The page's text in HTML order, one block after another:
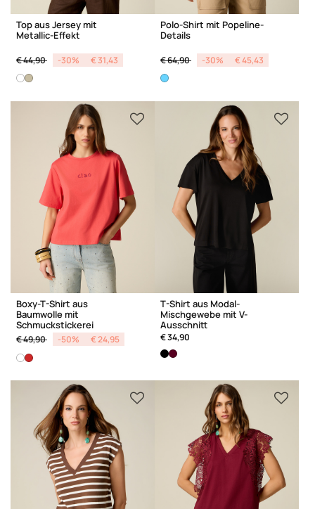
Top aus Jersey mit
Metallic-Effekt
Price reduced from
€ 44,90 to -30% € 31,43
Polo-Shirt mit Popeline-
Details
Price reduced from
€ 64,90 to -30% € 45,43
Boxy-T-Shirt aus
Baumwolle mit
Schmuckstickerei
Price reduced from
€ 49,90 to -50% € 24,95
T-Shirt aus Modal-
Mischgewebe mit V-
Ausschnitt
€ 34,90